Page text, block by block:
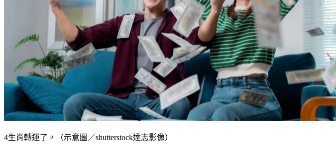
4生肖轉運了。（示意圖／shutterstock達志影像）